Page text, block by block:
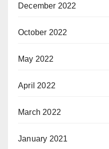
December 2022
October 2022
May 2022
April 2022
March 2022
January 2021